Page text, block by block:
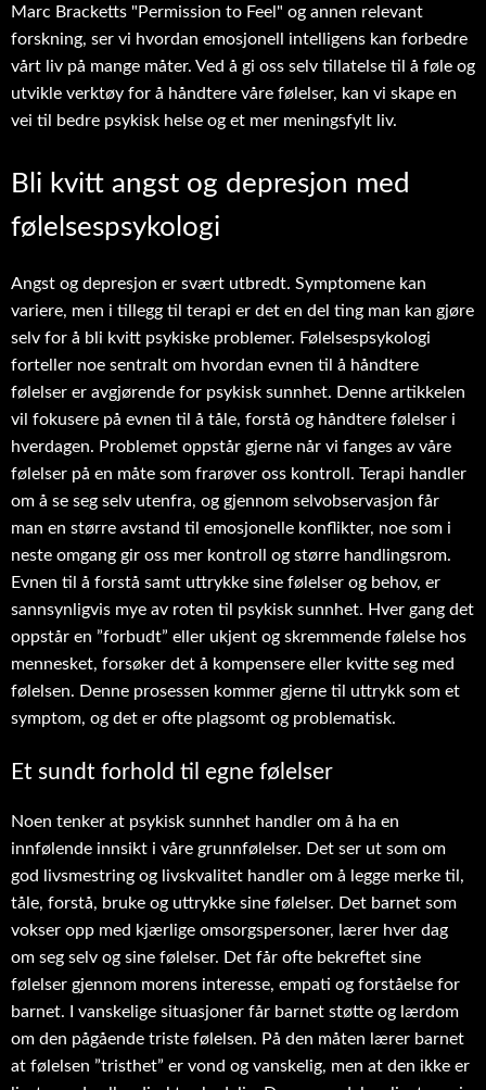
Marc Bracketts "Permission to Feel" og annen relevant
forskning, ser vi hvordan emosjonell intelligens kan forbedre
vårt liv på mange måter. Ved å gi oss selv tillatelse til å føle og
utvikle verktøy for å håndtere våre følelser, kan vi skape en
vei til bedre psykisk helse og et mer meningsfylt liv.
Bli kvitt angst og depresjon med
følelsespsykologi
Angst og depresjon er svært utbredt. Symptomene kan
variere, men i tillegg til terapi er det en del ting man kan gjøre
selv for å bli kvitt psykiske problemer. Følelsespsykologi
forteller noe sentralt om hvordan evnen til å håndtere
følelser er avgjørende for psykisk sunnhet. Denne artikkelen
vil fokusere på evnen til å tåle, forstå og håndtere følelser i
hverdagen. Problemet oppstår gjerne når vi fanges av våre
følelser på en måte som frarøver oss kontroll. Terapi handler
om å se seg selv utenfra, og gjennom selvobservasjon får
man en større avstand til emosjonelle konflikter, noe som i
neste omgang gir oss mer kontroll og større handlingsrom.
Evnen til å forstå samt uttrykke sine følelser og behov, er
sannsynligvis mye av roten til psykisk sunnhet. Hver gang det
oppstår en ”forbudt” eller ukjent og skremmende følelse hos
mennesket, forsøker det å kompensere eller kvitte seg med
følelsen. Denne prosessen kommer gjerne til uttrykk som et
symptom, og det er ofte plagsomt og problematisk.
Et sundt forhold til egne følelser
Noen tenker at psykisk sunnhet handler om å ha en
innfølende innsikt i våre grunnfølelser. Det ser ut som om
god livsmestring og livskvalitet handler om å legge merke til,
tåle, forstå, bruke og uttrykke sine følelser. Det barnet som
vokser opp med kjærlige omsorgspersoner, lærer hver dag
om seg selv og sine følelser. Det får ofte bekreftet sine
følelser gjennom morens interesse, empati og forståelse for
barnet. I vanskelige situasjoner får barnet støtte og lærdom
om den pågående triste følelsen. På den måten lærer barnet
at følelsen ”tristhet” er vond og vanskelig, men at den ikke er